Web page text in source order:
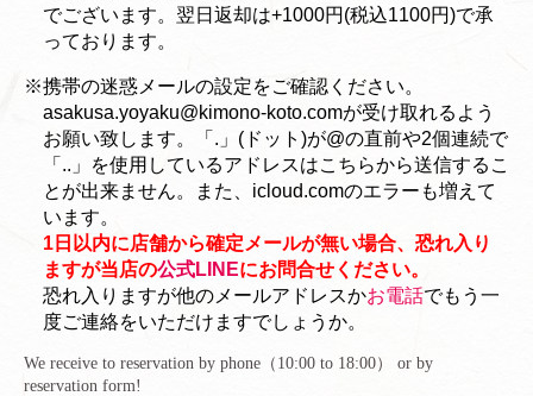
でございます。翌日返却は+1000円(税込1100円)で承
っております。
※携帯の迷惑メールの設定をご確認ください。
asakusa.yoyaku@kimono-koto.comが受け取れるよう
お願い致します。「.」(ドット)が@の直前や2個連続で
「..」を使用しているアドレスはこちらから送信するこ
とが出来ません。また、icloud.comのエラーも増えて
います。
1日以内に店舗から確定メールが無い場合、恐れ入り
ますが当店の公式LINEにお問合せください。
恐れ入りますが他のメールアドレスかお電話でもう一
度ご連絡をいただけますでしょうか。
We receive to reservation by phone（10:00 to 18:00） or by
reservation form!